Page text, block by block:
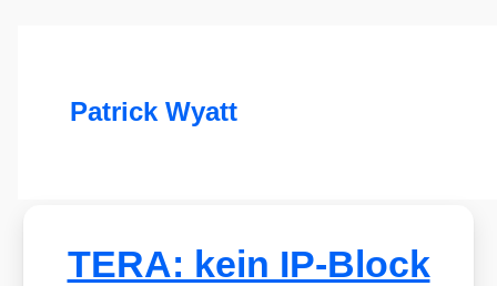
Patrick Wyatt
TERA: kein IP-Block